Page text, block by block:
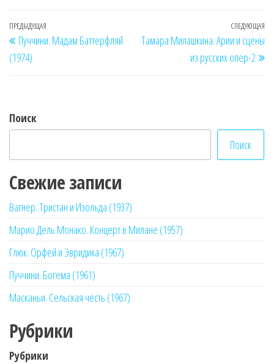
Навигация
по
записям
Предыдущая
запись
ПРЕДЫДУЩАЯ
Пуччини. Мадам Баттерфляй
(1974)
СЛЕДУЮЩАЯ
Тамара Милашкина. Арии и сцены
из русских опер-2
Поиск
Поиск
Свежие записи
Вагнер. Тристан и Изольда (1937)
Марио Дель Монако. Концерт в Милане (1957)
Глюк. Орфей и Эвридика (1967)
Пуччини. Богема (1961)
Масканьи. Сельская честь (1967)
Рубрики
Рубрики